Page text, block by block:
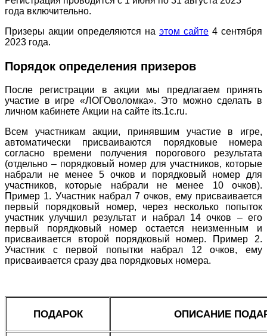
года включительно.
Призеры акции определяются на этом сайте 4 сентября
2023 года.
Порядок определения призеров
После регистрации в акции мы предлагаем принять
участие в игре «ЛОГОволомка». Это можно сделать в
личном кабинете Акции на сайте its.1c.ru.
Всем участникам акции, принявшим участие в игре,
автоматически присваиваются порядковые номера
согласно времени получения порогового результата
(отдельно – порядковый номер для участников, которые
набрали не менее 5 очков и порядковый номер для
участников, которые набрали не менее 10 очков).
Пример 1. Участник набрал 7 очков, ему присваивается
первый порядковый номер, через несколько попыток
участник улучшил результат и набрал 14 очков – его
первый порядковый номер остается неизменным и
присваивается второй порядковый номер. Пример 2.
Участник с первой попытки набрал 12 очков, ему
присваивается сразу два порядковых номера.
ПОДАРОК ОПИСАНИЕ